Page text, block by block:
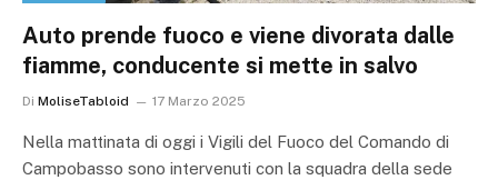
Auto prende fuoco e viene divorata dalle
fiamme, conducente si mette in salvo
Di MoliseTabloid 17 Marzo 2025
Nella mattinata di oggi i Vigili del Fuoco del Comando di
Campobasso sono intervenuti con la squadra della sede